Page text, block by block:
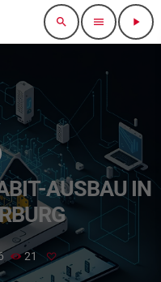
search menu play_arrow
AUSBAU IN
21